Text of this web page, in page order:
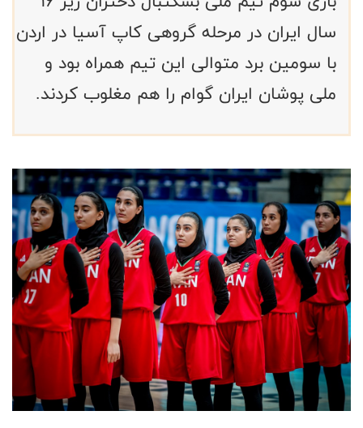
سال ایران در مرحله گروهی کاپ آسیا در اردن
با سومین برد متوالی این تیم همراه بود و
ملی پوشان ایران گوام را هم مغلوب کردند.